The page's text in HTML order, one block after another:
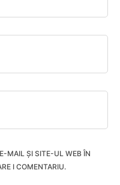
MAIL ȘI SITE-UL WEB ÎN
I COMENTARIU.